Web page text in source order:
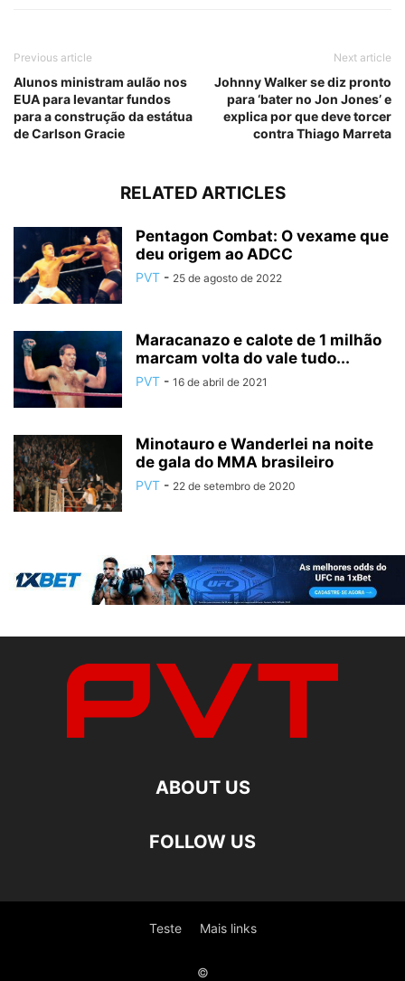
Previous article
Alunos ministram aulão nos
EUA para levantar fundos
para a construção da estátua
de Carlson Gracie
Next article
Johnny Walker se diz pronto
para ‘bater no Jon Jones’ e
explica por que deve torcer
contra Thiago Marreta
RELATED ARTICLES
Pentagon Combat: O vexame que
deu origem ao ADCC
PVT - 25 de agosto de 2022
Maracanazo e calote de 1 milhão
marcam volta do vale tudo...
PVT - 16 de abril de 2021
Minotauro e Wanderlei na noite
de gala do MMA brasileiro
PVT - 22 de setembro de 2020
ABOUT US
FOLLOW US
Teste Mais links
©